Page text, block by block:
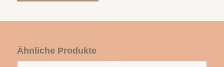
Ähnliche Produkte